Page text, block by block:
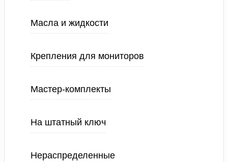
Масла и жидкости
Крепления для мониторов
Мастер-комплекты
На штатный ключ
Нераспределенные